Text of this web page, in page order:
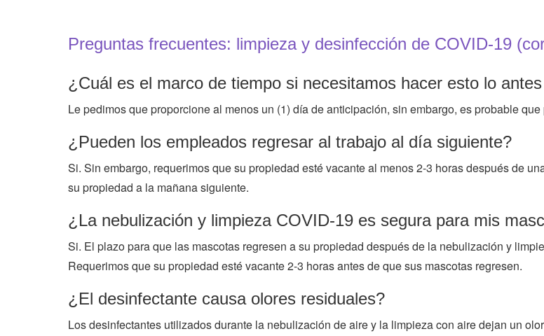
Preguntas frecuentes: limpieza y desinfección de COVID-19
¿Cuál es el marco de tiempo si necesitamos hacer esto lo
Le pedimos que proporcione al menos un (1) día de anticipación, sin embargo, es probable
¿Pueden los empleados regresar al trabajo al día siguiente?
Si. Sin embargo, requerimos que su propiedad esté vacante al menos 2-3 horas después de
su propiedad a la mañana siguiente.
¿La nebulización y limpieza COVID-19 es segura para mis
Si. El plazo para que las mascotas regresen a su propiedad después de la nebulización y
Requerimos que su propiedad esté vacante 2-3 horas antes de que sus mascotas regresen.
¿El desinfectante causa olores residuales?
Los desinfectantes utilizados durante la nebulización de aire y la limpieza con aire dejan un